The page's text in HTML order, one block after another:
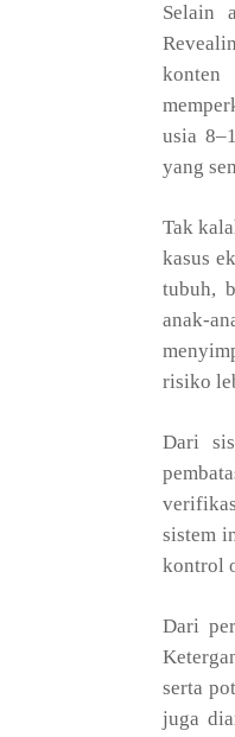
Selain
konten
usia
yang
Tak
kasus
tubuh,
anak-
risiko
Dari
sistem
kontrol
Dari
serta
juga